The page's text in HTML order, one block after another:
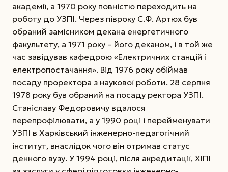
академії, а 1970 року повністю переходить на
роботу до УЗПІ. Через півроку С.Ф. Артюх був
обраний замісником декана енергетичного
факультету, а 1971 року – його деканом, і в той же
час завідував кафедрою «Електричних станцій і
електропостачання». Від 1976 року обіймав
посаду проректора з наукової роботи. 28 серпня
1978 року був обраний на посаду ректора УЗПІ.
Станіславу Федоровичу вдалося
перепрофілювати, а у 1990 році і перейменувати
УЗПІ в Харківський інженерно-педагогічний
інститут, внаслідок чого він отримав статус
денного вузу. У 1994 році, після акредитації, ХІПІ